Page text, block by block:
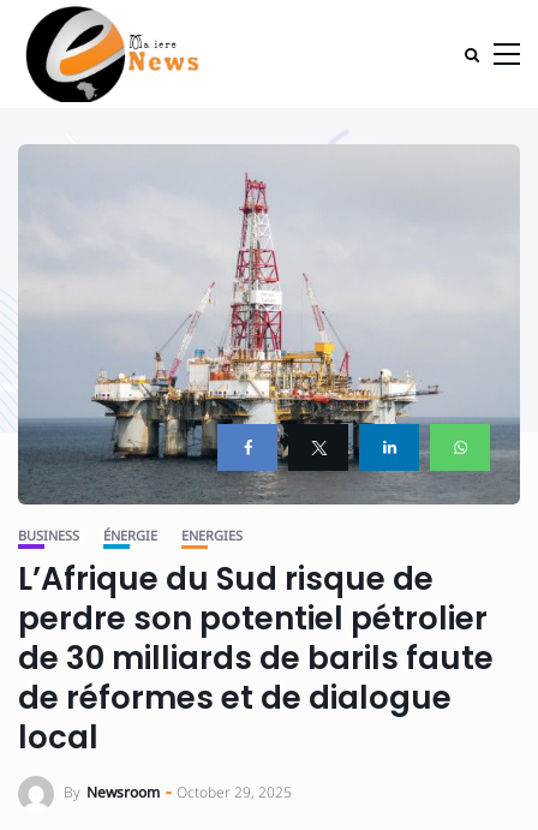
BUSINESS ÉNERGIE ENERGIES
L’Afrique du Sud risque de
perdre son potentiel pétrolier
de 30 milliards de barils faute
de réformes et de dialogue
local
By Newsroom October 29, 2025